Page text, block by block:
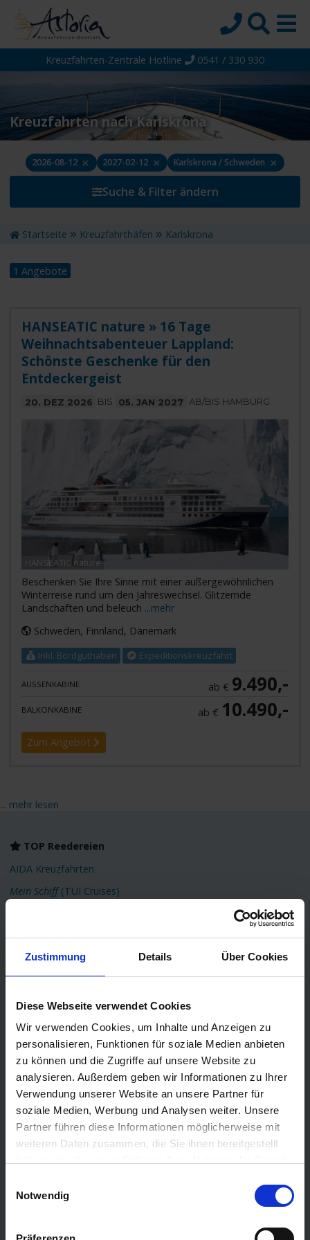
Zustimmung Details Über Cookies
Diese Webseite verwendet Cookies
Wir verwenden Cookies, um Inhalte und Anzeigen zu
personalisieren, Funktionen für soziale Medien anbieten
zu können und die Zugriffe auf unsere Website zu
analysieren. Außerdem geben wir Informationen zu Ihrer
Verwendung unserer Website an unsere Partner für
soziale Medien, Werbung und Analysen weiter. Unsere
Partner führen diese Informationen möglicherweise mit
weiteren Daten zusammen, die Sie ihnen bereitgestellt
Notwendig
Startseite
Reiseziele
Themen
Reedereien
Suche
Kreuzfahrten-Zentrale Hotline 0541 / 330 930
Kreuzfahrten nach Karlskrona
Suche & Filter ändern
2026-08-12 × 2027-02-12 × Karlskrona / Schweden ×
Startseite Kreuzfahrthäfen Karlskrona
1 Angebote
HANSEATIC nature » 16 Tage
Weihnachtsabenteuer Lappland:
Schönste Geschenke für den
Entdeckergeist
20. DEZ 2026 BIS 05. JAN 2027 AB/BIS HAMBURG
HANSEATIC nature
Beschenken Sie Ihre Sinne mit einer außergewöhnlichen
Winterreise rund um den Jahreswechsel. Glitzernde
Landschaften und beleuch ...mehr
Schweden, Finnland, Dänemark
Inkl. Bordguthaben Expeditionskreuzfahrt
AUSSENKABINE ab € 9.490,-
BALKONKABINE ab € 10.490,-
Zum Angebot
... mehr lesen
TOP Reedereien
AIDA Kreuzfahrten
Mein Schiff(TUI Cruises)
Costa Kreuzfahrten
MSC Cruises
Cunard
Hapag Lloyd
Hurtigruten
Holland America Line
Plantours Kreuzfahrten
TOP Reiseziele
Karibik Kreuzfahrt
Orient Kreuzfahrt
Kreuzfahrt Mittelmeer